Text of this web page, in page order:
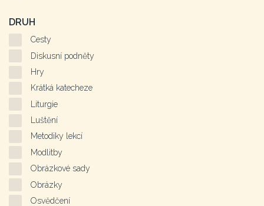
DRUH
Cesty
Diskusní podněty
Hry
Krátká katecheze
Liturgie
Luštění
Metodiky lekcí
Modlitby
Obrázkové sady
Obrázky
Osvědčení